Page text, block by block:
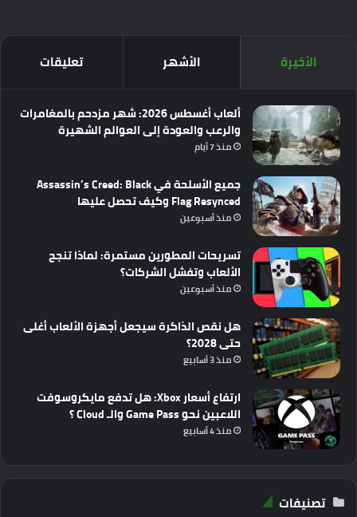
الأخيرة الأشهر تعليقات
ألعاب أغسطس 2026: شهر مزدحم بالمغامرات
والرعب والعودة إلى العوالم الشهيرة
منذ 7 أيام
جميع الأسلحة في Assassin’s Creed: Black
Flag Resynced وكيف تحصل عليها
منذ أسبوعين
تسريحات المطورين مستمرة: لماذا تنجح
الألعاب وتفشل الشركات؟
منذ أسبوعين
هل نقص الذاكرة سيجعل أجهزة الألعاب أغلى
حتى 2028؟
منذ 3 أسابيع
ارتفاع أسعار Xbox: هل تدفع مايكروسوفت
اللاعبين نحو Game Pass والـ Cloud ؟
منذ 4 أسابيع
تصنيفات